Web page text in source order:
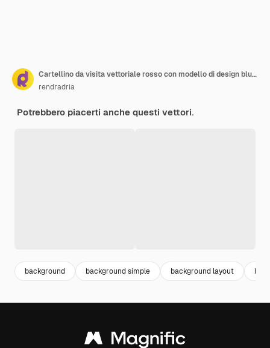
Cartellino da visita vettoriale rosso con modello di design blu scuro
rendradria
Potrebbero piacerti anche questi vettori.
background background simple background layout